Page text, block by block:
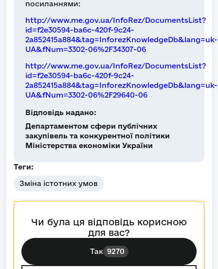
посиланнями:
http://www.me.gov.ua/InfoRez/DocumentsList?
id=f2e30594-ba6c-420f-9c24-
2a852415a884&tag=InforezKnowledgeDb&lang=uk-
UA&fNum=3302-06%2F34307-06
http://www.me.gov.ua/InfoRez/DocumentsList?
id=f2e30594-ba6c-420f-9c24-
2a852415a884&tag=InforezKnowledgeDb&lang=uk-
UA&fNum=3302-06%2F29640-06
Відповідь надано:
Департаментом сфери публічних
закупівель та конкурентної політики
Міністерства економіки України
Теги:
Зміна істотних умов
Чи була ця відповідь корисною
для вас?
Так 9270